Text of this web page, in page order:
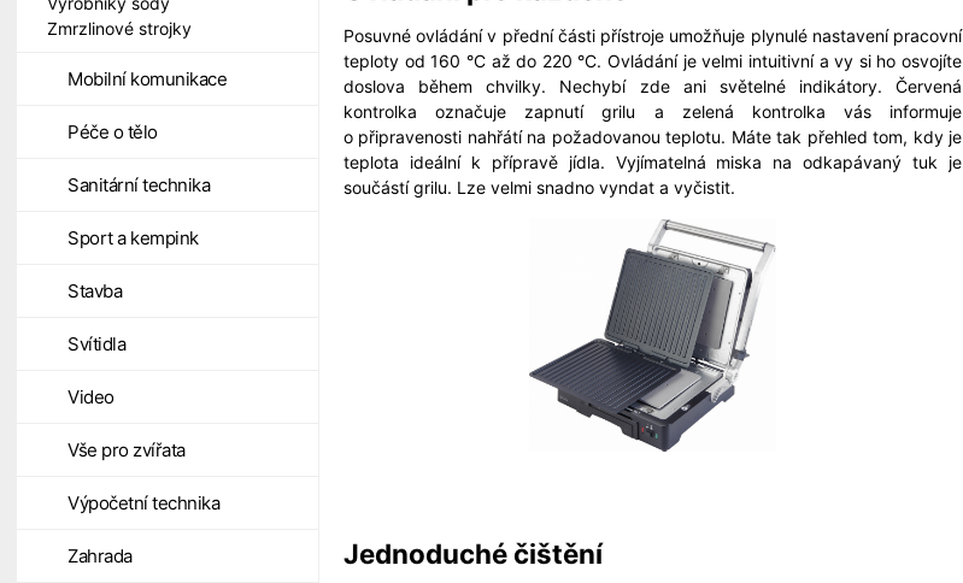
Zmrzlinové strojky
Mobilní komunikace
Péče o tělo
Sanitární technika
Sport a kempink
Stavba
Svítidla
Video
Vše pro zvířata
Výpočetní technika
Zahrada
Posuvné ovládání v přední části přístroje umožňuje plynulé nastavení pracovní
teploty od 160 °C až do 220 °C. Ovládání je velmi intuitivní a vy si ho osvojíte
doslova během chvilky. Nechybí zde ani světelné indikátory. Červená
kontrolka označuje zapnutí grilu a zelená kontrolka vás informuje
o připravenosti nahřátí na požadovanou teplotu. Máte tak přehled tom, kdy je
teplota ideální k přípravě jídla. Vyjímatelná miska na odkapávaný tuk je
součástí grilu. Lze velmi snadno vyndat a vyčistit.
Jednoduché čištění